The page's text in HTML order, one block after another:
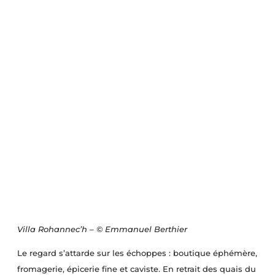
Villa Rohannec’h – © Emmanuel Berthier
Le regard s’attarde sur les échoppes : boutique éphémère,
fromagerie, épicerie fine et caviste. En retrait des quais du